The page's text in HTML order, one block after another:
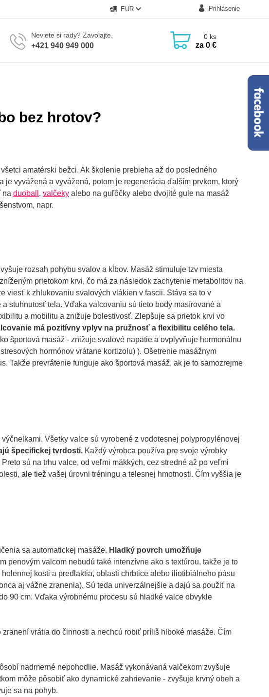
EUR Prihlásenie
Neviete si rady? Zavolajte.
+421 940 949 000
0 ks
za 0 €
bez hrotov?
amatérski bežci. Ak školenie prebieha až do posledného
vyvážená a vyvážená, potom je regenerácia ďalším prvkom, ktorý
na duoball . valčekyalebo na guľôčky alebo dvojité gule na masáž
napr.
rozsah pohybu svalov a kĺbov. Masáž stimuluje tzv miesta
prietokom krvi, čo má za následok zachytenie metabolitov na
viesť k zhlukovaniu svalových vlákien v fascii. Stáva sa to v
stuhnutosť tela. Vďaka valcovaniu sú tieto body masírované a
a mobilitu a znižuje bolestivosť. Zlepšuje sa prietok krvi vo
má pozitívny vplyv na pružnosť a flexibilitu celého tela.
športová masáž - znižuje svalové napätie a ovplyvňuje hormonálnu
hormónov vrátane kortizolu) ). Ošetrenie masážnym
Takže prevrátenie funguje ako športová masáž, ak je to samozrejme
Všetky valce sú vyrobené z vodotesnej polypropylénovej
špecifickej tvrdosti. Každý výrobca používa pre svoje výrobky
sú na trhu valce, od veľmi mäkkých, cez stredné až po veľmi
ale tiež vašej úrovni tréningu a telesnej hmotnosti. Čím vyššia je
sa automatickej masáže. Hladký povrch umožňuje
penovým valcom nebudú také intenzívne ako s textúrou, takže je to
kosti a predlaktia, oblasti chrbtice alebo iliotibiálneho pásu
aj vážne zranenia). Sú teda univerzálnejšie a dajú sa použiť na
90 cm. Vďaka výrobnému procesu sú hladké valce obvykle
vrátia do činnosti a nechcú robiť príliš hlboké masáže. Čím
nadmerné nepohodlie. Masáž vykonávaná valčekom zvyšuje
môže pôsobiť ako dynamické zahrievanie - zvyšuje krvný obeh a
sa na pohyb.